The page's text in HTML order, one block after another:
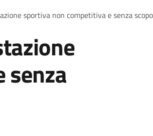
sportiva non competitiva e senza
senza